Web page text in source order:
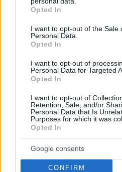
grant or deny consent to Google
use your data for below
consent section.
Opted In
I want to opt-out of the Sale
Personal Data.
Opted In
I want to opt-out of
Personal Data for Targeted
Opted In
I want to opt-out of
Retention, Sale, and/or
Personal Data that Is
Purposes for which it was
Opted In
Google consents
CONFIRM
ηρωίνης, συνελήφθη
Βίντεο: Η Ελένη Μενεγάκη
στο Φισκάρδο με τον Μάκη
«Υβριδική απειλή από ξένες
«φωτογραφίζει» τη Ρωσία, ως
Νεκροτομή και
90χρονος στον Μυστρά
πριν 38 λεπτά
ΔΕΙΤΕ ΟΛΕΣ ΤΙΣ ΕΙΔΗΣΕΙΣ